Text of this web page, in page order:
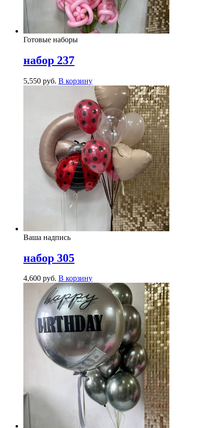
Готовые наборы
набор 237
5,550 руб. В корзину
Ваша надпись
набор 305
4,600 руб. В корзину